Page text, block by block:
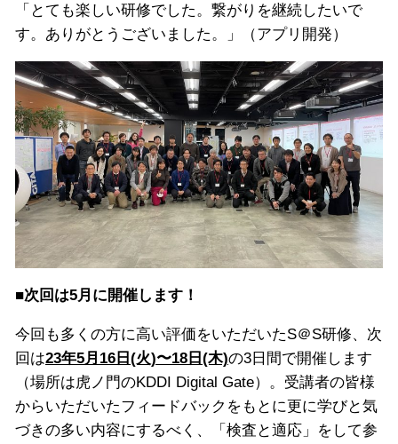
「とても楽しい研修でした。繋がりを継続したいで
す。ありがとうございました。」（アプリ開発）
■次回は5月に開催します！
今回も多くの方に高い評価をいただいたS＠S研修、次
回は23年5月16日(火)〜18日(木)の3日間で開催します
（場所は虎ノ門のKDDI Digital Gate）。受講者の皆様
からいただいたフィードバックをもとに更に学びと気
づきの多い内容にするべく、「検査と適応」をして参